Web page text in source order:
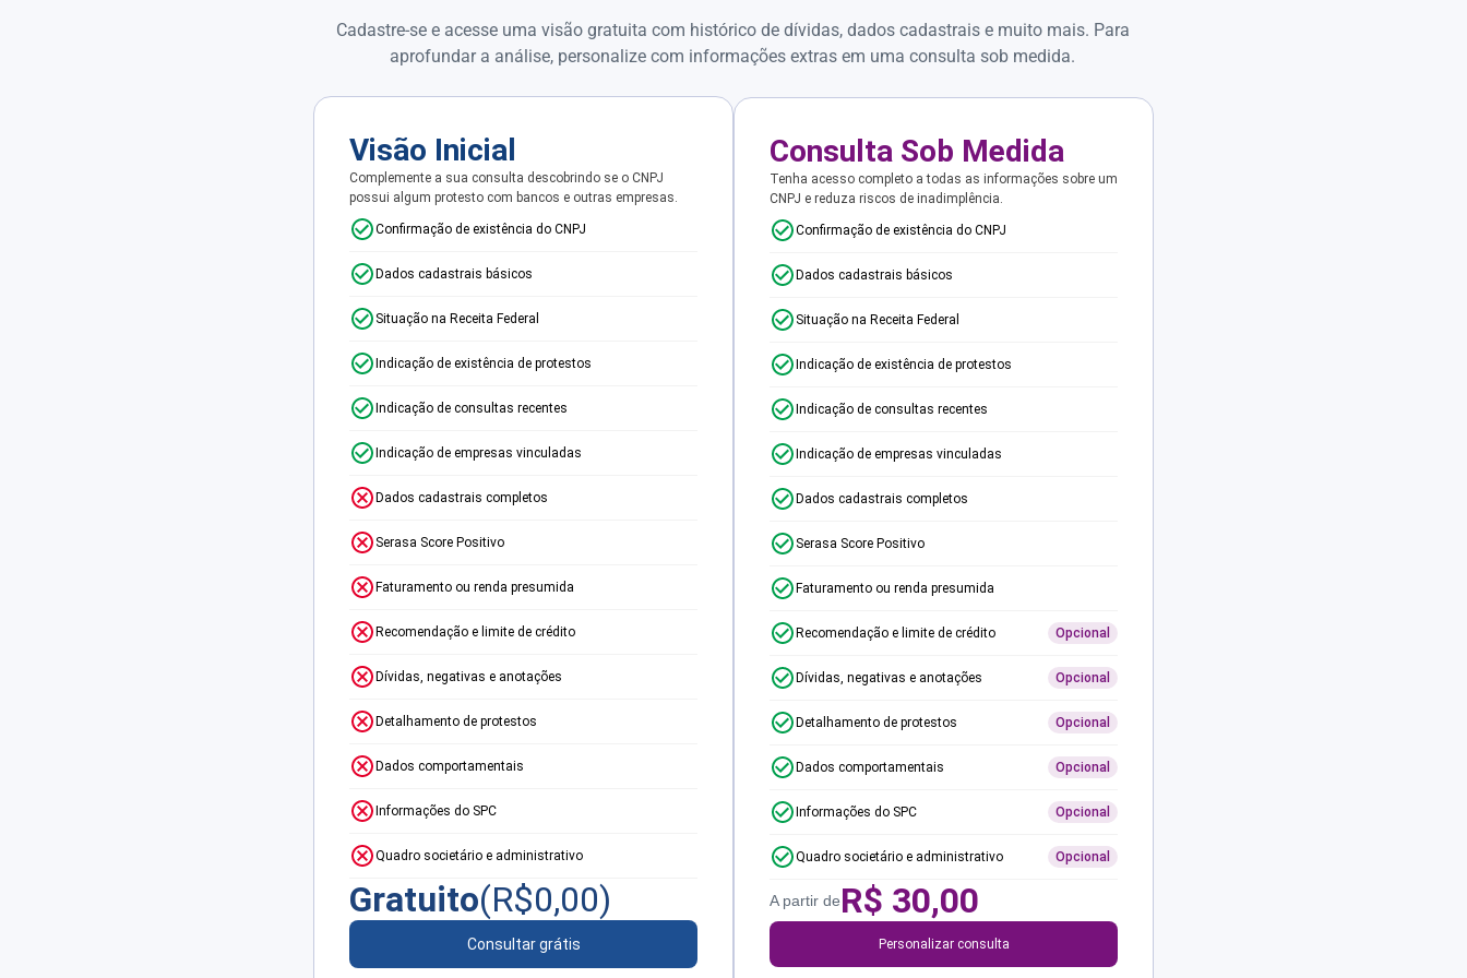
Cadastre-se e acesse uma visão gratuita com histórico de dívidas, dados cadastrais e muito mais. Para
aprofundar a análise, personalize com informações extras em uma consulta sob medida.
Visão Inicial
Complemente a sua consulta descobrindo se o CNPJ
possui algum protesto com bancos e outras empresas.
Confirmação de existência do CNPJ
Dados cadastrais básicos
Situação na Receita Federal
Indicação de existência de protestos
Indicação de consultas recentes
Indicação de empresas vinculadas
Dados cadastrais completos
Serasa Score Positivo
Faturamento ou renda presumida
Recomendação e limite de crédito
Dívidas, negativas e anotações
Detalhamento de protestos
Dados comportamentais
Informações do SPC
Quadro societário e administrativo
Gratuito(R$0,00)
Consultar grátis
Consulta Sob Medida
Tenha acesso completo a todas as informações sobre um
CNPJ e reduza riscos de inadimplência.
Confirmação de existência do CNPJ
Dados cadastrais básicos
Situação na Receita Federal
Indicação de existência de protestos
Indicação de consultas recentes
Indicação de empresas vinculadas
Dados cadastrais completos
Serasa Score Positivo
Faturamento ou renda presumida
Recomendação e limite de crédito Opcional
Dívidas, negativas e anotações Opcional
Detalhamento de protestos Opcional
Dados comportamentais Opcional
Informações do SPC Opcional
Quadro societário e administrativo Opcional
A partir deR$ 30,00
Personalizar consulta